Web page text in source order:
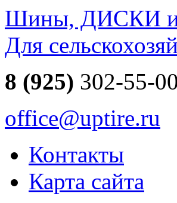
Шины, ДИСКИ и
Для
8 (925) 302-55-00
office@uptire.ru
Контакты
Карта сайта